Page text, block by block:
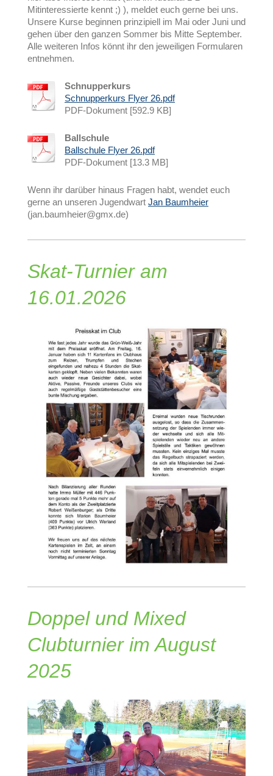
Mitinteressierte kennt ;) ), meldet euch gerne bei uns.
Unsere Kurse beginnen prinzipiell im Mai oder Juni und
gehen über den ganzen Sommer bis Mitte September.
Alle weiteren Infos könnt ihr den jeweiligen Formularen
entnehmen.
Schnupperkurs
Schnupperkurs Flyer 26.pdf
PDF-Dokument [592.9 KB]
Ballschule
Ballschule Flyer 26.pdf
PDF-Dokument [13.3 MB]
Wenn ihr darüber hinaus Fragen habt, wendet euch
gerne an unseren Jugendwart Jan Baumheier
(jan.baumheier@gmx.de)
Skat-Turnier am
16.01.2026
Doppel und Mixed
Clubturnier im August
2025